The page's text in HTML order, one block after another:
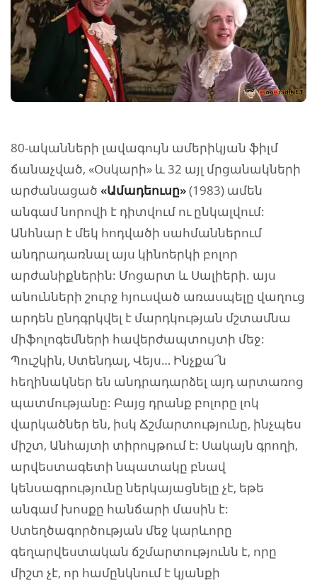
80-ականների լավագույն ամերիկյան ֆիլմ
ճանաչված, «Օսկարի» և 32 այլ մրցանակների
արժանացած «Ամադեուսը»(1983) ամեն
անգամ նորովի է դիտվում ու ընկալվում:
Անհնար է մեկ հոդվածի սահմաններում
անդրադառնալ այս կինոերկի բոլոր
արժանիքներին: Մոցարտ և Սալիերի. այս
անունների շուրջ հյուսված առասպելը վաղուց
արդեն ընդգրկվել է մարդկության մշտամնա
միֆոլոգեմների հավերժապտույտի մեջ:
Պուշկին, Ստենդալ, Վեյս… Ինչքա՜ն
հեղինակներ են անդրադարձել այդ արտառոց
պատմությանը: Բայց դրանք բոլորը լոկ
վարկածներ են, իսկ Ճշմարտությունը, ինչպես
միշտ, Անհայտի տիրույթում է: Սակայն գրողի,
արվեստագետի նպատակը բնավ
կենսագրությունը ներկայացնելը չէ, եթե
անգամ խոսքը հանճարի մասին է:
Ստեղծագործության մեջ կարևորը
գեղարվեստական ճշմարտությունն է, որը
միշտ չէ, որ համընկնում է կյանքի